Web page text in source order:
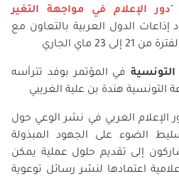
دور الإعلام في مواجهة التغير
إذاعات الدول العربية بالتعاون مع
ماي الجاري
التونسية في المؤتمر بوفد تترأسه
التونسية هندة بن علية الغريبي
الإعلام العربي في نشر الوعي حول
الضوء على الجهود المبذولة
إلى تقديم حلول عملية يمكن
اعتمادها لنشر رسائل توعوية